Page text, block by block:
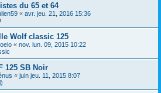
du 65 et 64
« avr. jeu. 21, 2016 15:36
Wolf classic 125
« nov. lun. 09, 2015 10:22
125 SB Noir
« juin jeu. 11, 2015 8:07